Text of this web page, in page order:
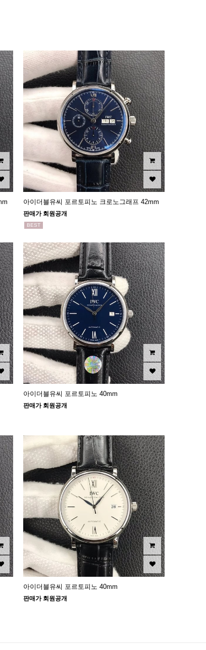
아이더블유씨 포르토피노 크로노그래프 42mm
판매가 회원공개
BEST
아이더블유씨 포르토피노 40mm
판매가 회원공개
아이더블유씨 포르토피노 40mm
판매가 회원공개